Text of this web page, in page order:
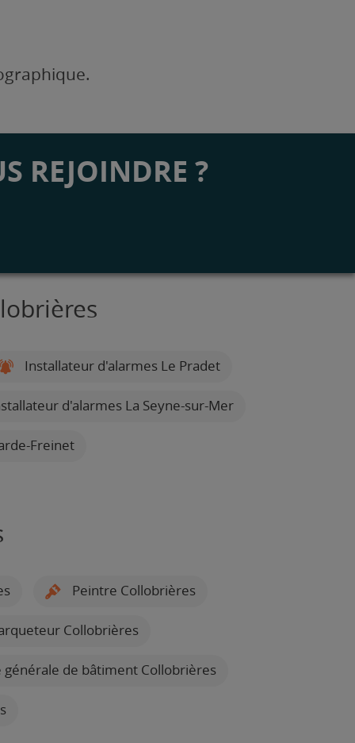
REJOINDRE ?
Installateur d'alarmes Le Pradet
d'alarmes La Seyne-sur-Mer
Freinet
Peintre Collobrières
Collobrières
générale de bâtiment Collobrières